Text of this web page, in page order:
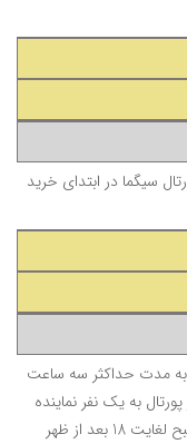
سیگما در ابتدای خرید
جمعا به مدت حداکثر سه ساعت
به یک نفر نماینده
در ساعات بین 9 صبح لغایت 18 بعد از ظهر